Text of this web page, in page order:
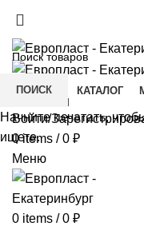
ГЛАВНАЯ КАТАЛОГ
КОНТАКТЫ
Войти/
0items / 0 ₽
Меню
0 items / 0 ₽
ПОИСК
Начните печатать,
ищете.